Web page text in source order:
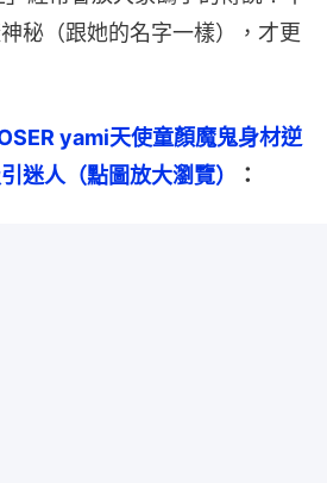
秘（跟她的名字一樣），才更
yami天使童顏魔鬼身材逆
迷人（點圖放大瀏覽）
：